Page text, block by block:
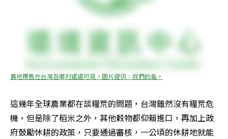
農地標售在台灣各鄉村處處可見。圖片提供：我們的島。
這幾年全球農業都在談糧荒的問題，台灣雖然沒有糧荒危
機，但是除了稻米之外，其他穀物都仰賴進口，再加上政
府鼓勵休耕的政策，只要通過審核，一公頃的休耕地就能